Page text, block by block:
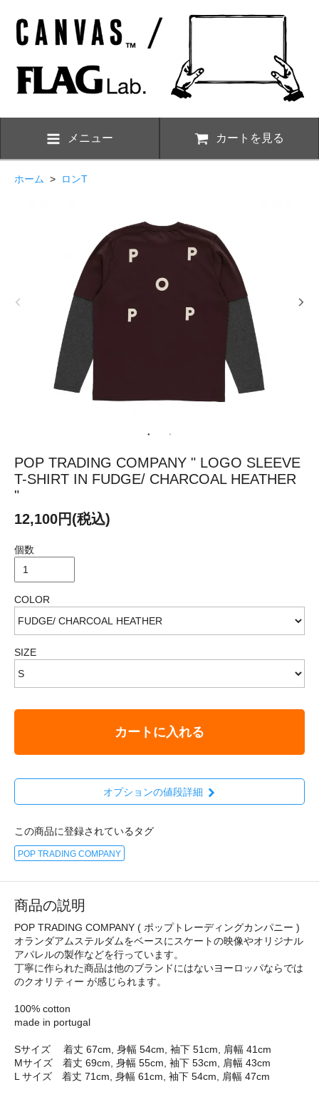
メニュー カートを見る
ホーム > ロンT
POP TRADING COMPANY " LOGO SLEEVE
T-SHIRT IN FUDGE/ CHARCOAL HEATHER
"
12,100円(税込)
個数
COLOR
SIZE
カートに入れる
オプションの値段詳細
この商品に登録されているタグ
POP TRADING COMPANY
商品の説明
POP TRADING COMPANY ( ポップトレーディングカンパニー )
オランダアムステルダムをベースにスケートの映像やオリジナル
アパレルの製作などを行っています。
丁寧に作られた商品は他のブランドにはないヨーロッパならでは
のクオリティー が感じられます。
100% cotton
made in portugal
Sサイズ 着丈 67cm, 身幅 54cm, 袖下 51cm, 肩幅 41cm
Mサイズ 着丈 69cm, 身幅 55cm, 袖下 53cm, 肩幅 43cm
L サイズ 着丈 71cm, 身幅 61cm, 袖下 54cm, 肩幅 47cm